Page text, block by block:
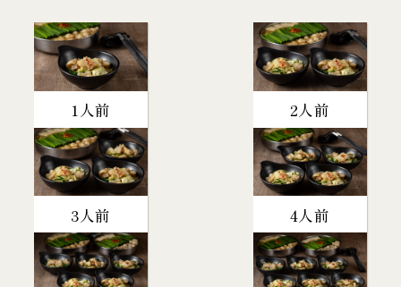
1人前 2人前
3人前 4人前